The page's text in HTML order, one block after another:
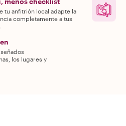
tu anfitrión local adapte la
completamente a tus
los lugares y